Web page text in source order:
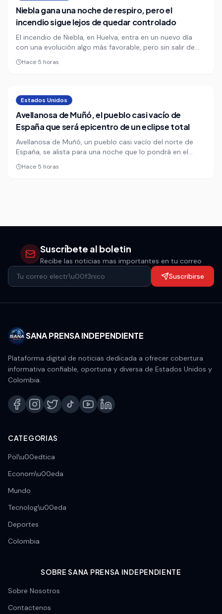
Niebla gana una noche de respiro, pero el
incendio sigue lejos de quedar controlado
El incendio de Niebla, en Huelva, entra en un nuevo día
con una evolución algo más favorable, pero sin salir de
una zona de riesgo que sigue obligando a mantener el
dispositivo al máximo. La visita de Sara Aagesen al Puesto
Hace 5 horas
Estados Unidos
Avellanosa de Muñó, el pueblo casi vacío de
España que será epicentro de un eclipse total
Avellanosa de Muñó, un pueblo casi vacío del norte de
España, se alista para una noche que lo pondrá en el
mapa mundial. La expectativa no nace de un festival ni de
una feria, sino de un eclipse solar total que convertirá a
Hace 5 horas
Suscríbete al boletin
Recibe las noticias mas importantes en tu correo
Suscribirse
SANA PRENSA INDEPENDIENTE
Plataforma digital de noticias dedicada a ofrecer cobertura
informativa confiable, oportuna y diversa de Estados Unidos y
Colombia.
CATEGORIAS
Pol\u00edtica
Econom\u00eda
Mundo
Tecnolog\u00eda
Deportes
Colombia
SOBRE SANA PRENSA INDEPENDIENTE
Sobre Nosotros
Contactenos